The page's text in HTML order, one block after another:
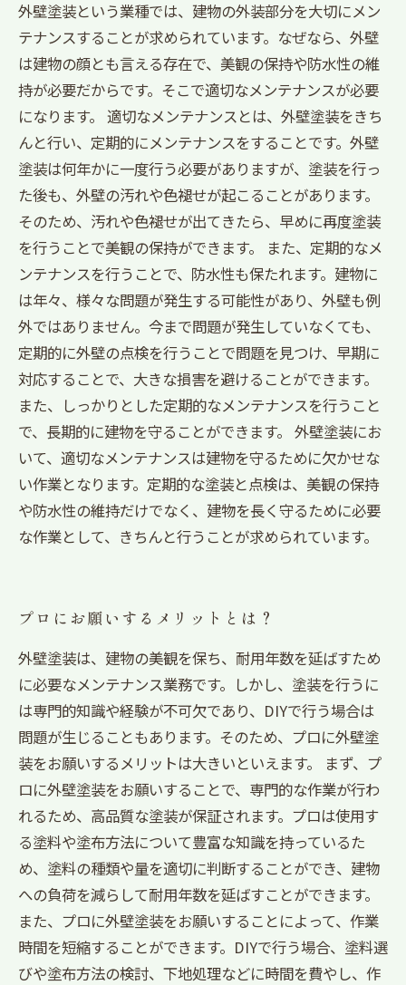
外壁塗装という業種では、建物の外装部分を大切にメン
テナンスすることが求められています。なぜなら、外壁
は建物の顔とも言える存在で、美観の保持や防水性の維
持が必要だからです。そこで適切なメンテナンスが必要
になります。 適切なメンテナンスとは、外壁塗装をきち
んと行い、定期的にメンテナンスをすることです。外壁
塗装は何年かに一度行う必要がありますが、塗装を行っ
た後も、外壁の汚れや色褪せが起こることがあります。
そのため、汚れや色褪せが出てきたら、早めに再度塗装
を行うことで美観の保持ができます。 また、定期的なメ
ンテナンスを行うことで、防水性も保たれます。建物に
は年々、様々な問題が発生する可能性があり、外壁も例
外ではありません。今まで問題が発生していなくても、
定期的に外壁の点検を行うことで問題を見つけ、早期に
対応することで、大きな損害を避けることができます。
また、しっかりとした定期的なメンテナンスを行うこと
で、長期的に建物を守ることができます。 外壁塗装にお
いて、適切なメンテナンスは建物を守るために欠かせな
い作業となります。定期的な塗装と点検は、美観の保持
や防水性の維持だけでなく、建物を長く守るために必要
な作業として、きちんと行うことが求められています。
プロにお願いするメリットとは？
外壁塗装は、建物の美観を保ち、耐用年数を延ばすため
に必要なメンテナンス業務です。しかし、塗装を行うに
は専門的知識や経験が不可欠であり、DIYで行う場合は
問題が生じることもあります。そのため、プロに外壁塗
装をお願いするメリットは大きいといえます。 まず、プ
ロに外壁塗装をお願いすることで、専門的な作業が行わ
れるため、高品質な塗装が保証されます。プロは使用す
る塗料や塗布方法について豊富な知識を持っているた
め、塗料の種類や量を適切に判断することができ、建物
への負荷を減らして耐用年数を延ばすことができます。
また、プロに外壁塗装をお願いすることによって、作業
時間を短縮することができます。DIYで行う場合、塗料選
びや塗布方法の検討、下地処理などに時間を費やし、作